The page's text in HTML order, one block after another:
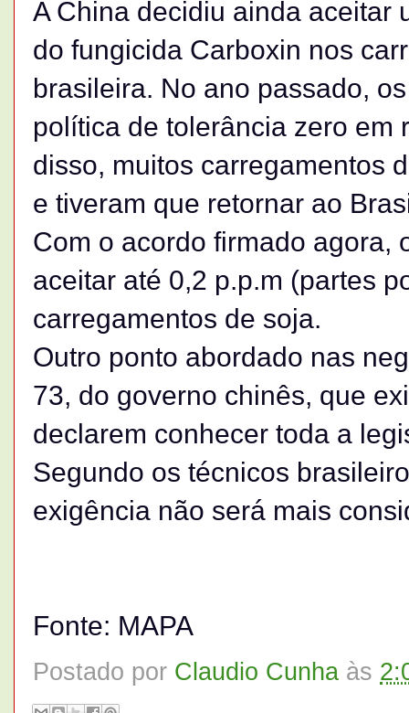
A China decidiu ainda aceitar
do fungicida Carboxin nos
brasileira. No ano passado,
política de tolerância zero em
disso, muitos carregamentos
e tiveram que retornar ao
Com o acordo firmado agora,
aceitar até 0,2 p.p.m (partes
carregamentos de soja.
Outro ponto abordado nas
73, do governo chinês, que
declarem conhecer toda a
Segundo os técnicos
exigência não será mais
Fonte: MAPA
Postado por Claudio Cunha às